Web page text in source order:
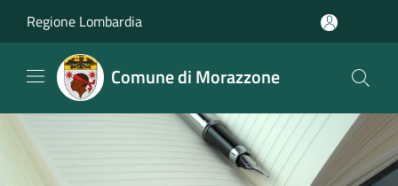
Regione Lombardia
Comune di Morazzone